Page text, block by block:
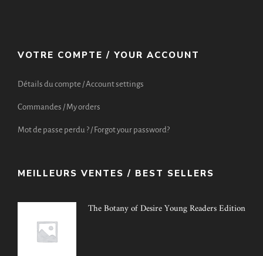
VOTRE COMPTE / YOUR ACCOUNT
Détails du compte / Account settings
Commandes / My orders
Mot de passe perdu ? / Forgot your password?
MEILLEURS VENTES / BEST SELLERS
The Botany of Desire Young Readers Edition